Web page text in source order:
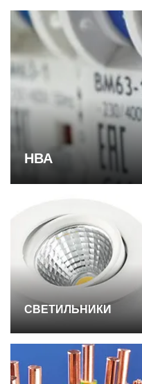
НВА
СВЕТИЛЬНИКИ